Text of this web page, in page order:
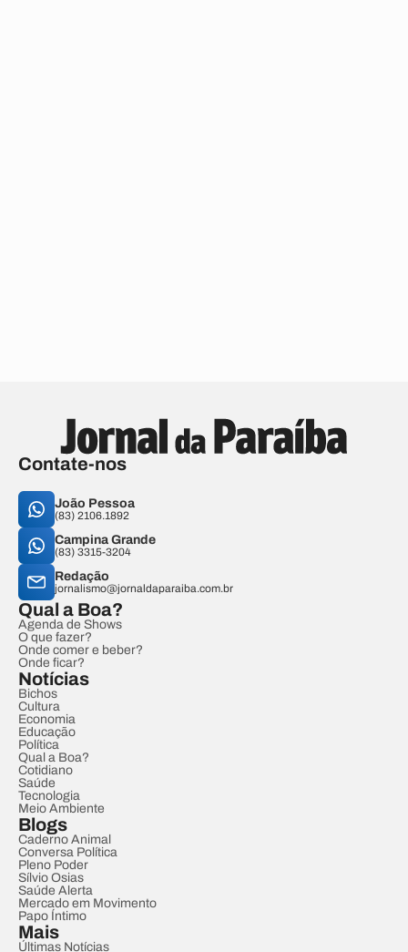
Contate-nos
João Pessoa
(83) 2106.1892
Campina Grande
(83) 3315-3204
Redação
jornalismo@jornaldaparaiba.com.br
Qual a Boa?
Agenda de Shows
O que fazer?
Onde comer e beber?
Onde ficar?
Notícias
Bichos
Cultura
Economia
Educação
Política
Qual a Boa?
Cotidiano
Saúde
Tecnologia
Meio Ambiente
Blogs
Caderno Animal
Conversa Política
Pleno Poder
Sílvio Osias
Saúde Alerta
Mercado em Movimento
Papo Íntimo
Mais
Últimas Notícias